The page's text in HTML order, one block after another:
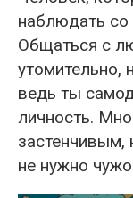
наблюдать со
Общаться с
утомительно,
ведь ты
личность.
застенчивым,
не нужно